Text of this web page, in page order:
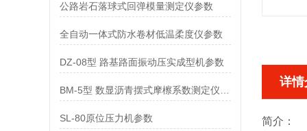
公路岩石落球式回弹模量测定仪参数
全自动一体式防水卷材低温柔度仪参数
DZ-08型 路基路面振动压实成型机参数
SL-80原位压力机参数
详
简介：